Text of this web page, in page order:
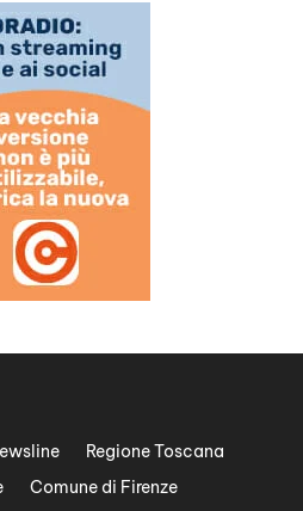
Regione Toscana
Comune di Firenze